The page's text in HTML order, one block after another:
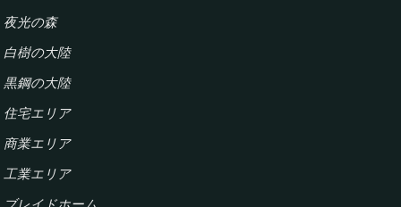
夜光の森
白樹の大陸
黒鋼の大陸
住宅エリア
商業エリア
工業エリア
ブレイドホーム